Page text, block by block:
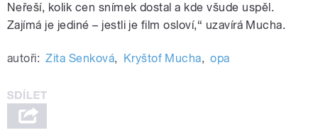
Neřeší, kolik cen snímek dostal a kde všude uspěl.
Zajímá je jediné – jestli je film osloví,“ uzavírá Mucha.
autoři: Zita Senková, Kryštof Mucha, opa